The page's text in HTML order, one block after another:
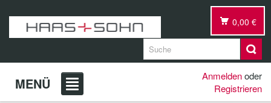
0,00 €
MENÜ Anmeldenoder
Registrieren